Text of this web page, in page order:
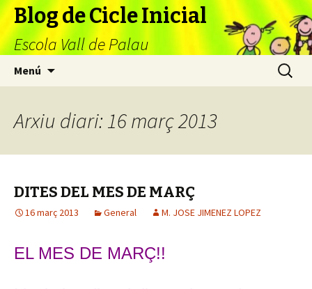
Blog de Cicle Inicial
Escola Vall de Palau
Menú Cerca:
Arxiu diari: 16 març 2013
DITES DEL MES DE MARÇ
16 març 2013 General M. JOSE JIMENEZ LOPEZ
EL MES DE MARÇ!!